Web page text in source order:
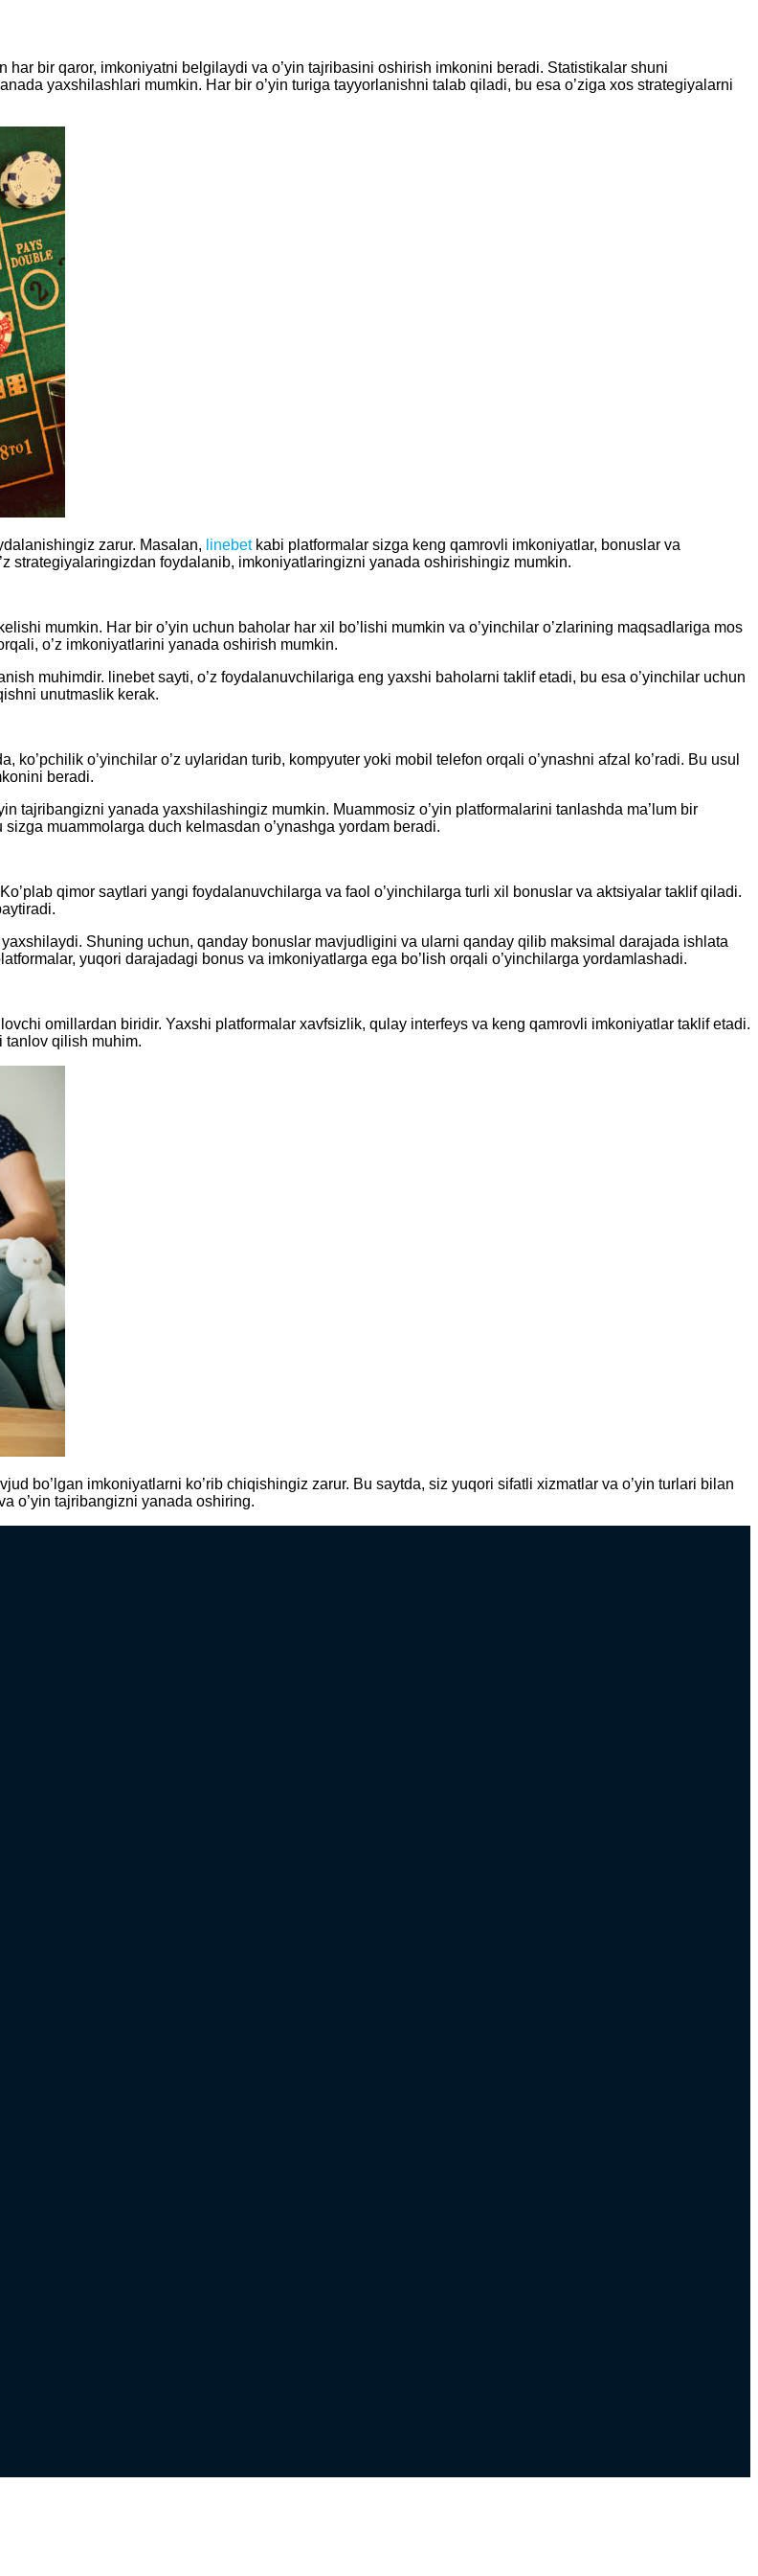
bir qaror, imkoniyatni belgilaydi va o’yin tajribasini oshirish imkonini beradi. Statistikalar shuni
yaxshilashlari mumkin. Har bir o’yin turiga tayyorlanishni talab qiladi, bu esa o’ziga xos strategiyalarni
zarur. Masalan, linebetkabi platformalar sizga keng qamrovli imkoniyatlar, bonuslar va
strategiyalaringizdan foydalanib, imkoniyatlaringizni yanada oshirishingiz mumkin.
mumkin. Har bir o’yin uchun baholar har xil bo’lishi mumkin va o’yinchilar o’zlarining maqsadlariga mos
o’z imkoniyatlarini yanada oshirish mumkin.
muhimdir. linebet sayti, o’z foydalanuvchilariga eng yaxshi baholarni taklif etadi, bu esa o’yinchilar uchun
unutmaslik kerak.
o’yinchilar o’z uylaridan turib, kompyuter yoki mobil telefon orqali o’ynashni afzal ko’radi. Bu usul
beradi.
tajribangizni yanada yaxshilashingiz mumkin. Muammosiz o’yin platformalarini tanlashda ma’lum bir
muammolarga duch kelmasdan o’ynashga yordam beradi.
qimor saytlari yangi foydalanuvchilarga va faol o’yinchilarga turli xil bonuslar va aktsiyalar taklif qiladi.
Shuning uchun, qanday bonuslar mavjudligini va ularni qanday qilib maksimal darajada ishlata
yuqori darajadagi bonus va imkoniyatlarga ega bo’lish orqali o’yinchilarga yordamlashadi.
omillardan biridir. Yaxshi platformalar xavfsizlik, qulay interfeys va keng qamrovli imkoniyatlar taklif etadi.
tanlov qilish muhim.
bo’lgan imkoniyatlarni ko’rib chiqishingiz zarur. Bu saytda, siz yuqori sifatli xizmatlar va o’yin turlari bilan
o’yin tajribangizni yanada oshiring.